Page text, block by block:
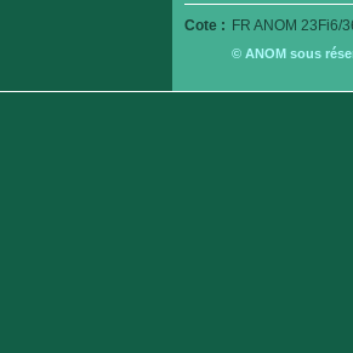
Cote : FR ANOM 23Fi6/
© ANOM sous